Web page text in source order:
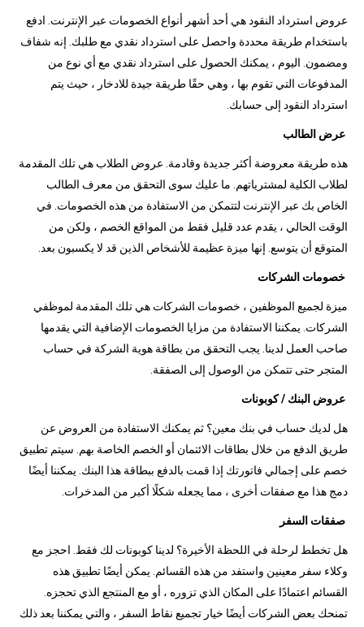
عروض استرداد النقود هي أحد أشهر أنواع الخصومات عبر الإنترنت. ادفع
باستخدام طريقة محددة واحصل على استرداد نقدي مع طلبك. إنه شفاف
ومضمون. اليوم ، يمكنك الحصول على استرداد نقدي مع أي نوع من
المدفوعات التي تقوم بها ، وهي حقًا طريقة جيدة للادخار ، حيث يتم
استرداد النقود إلى حسابك.
عرض الطالب
هذه طريقة معروضة أكثر جديدة وقادمة. عروض الطلاب هي تلك المقدمة
لطلاب الكلية لمشترياتهم. ما عليك سوى التحقق من معرف الطالب
الخاص بك عبر الإنترنت لتتمكن من الاستفادة من هذه الخصومات. في
الوقت الحالي ، يقدم عدد قليل فقط من المواقع الخصم ، ولكن من
المتوقع أن يتوسع. إنها ميزة عظيمة للأشخاص الذين قد لا يكسبون بعد.
خصومات الشركات
ميزة لجميع الموظفين ، خصومات الشركات هي تلك المقدمة لموظفي
الشركات. يمكننا الاستفادة من مزايا الخصومات الإضافية التي يقدمها
صاحب العمل لدينا. يجب التحقق من بطاقة هوية الشركة في حساب
المتجر حتى تتمكن من الوصول إلى الصفقة.
عروض البنك / كوبونات
هل لديك حساب في بنك معين؟ ثم يمكنك الاستفادة من العروض عن
طريق الدفع من خلال بطاقات الائتمان أو الخصم الخاصة بهم. سيتم تطبيق
خصم على إجمالي فاتورتك إذا قمت بالدفع ببطاقة هذا البنك. يمكننا أيضًا
دمج هذا مع صفقات أخرى ، مما يجعله شكلًا أكبر من المدخرات.
صفقات السفر
هل تخطط لرحلة في اللحظة الأخيرة؟ لدينا كوبونات لك فقط. احجز مع
وكلاء سفر معينين واستفد من هذه القسائم. يمكن أيضًا تطبيق هذه
القسائم اعتمادًا على المكان الذي تزوره ، أو مع المنتجع الذي تحجزه.
تمنحك بعض الشركات أيضًا خيار تجميع نقاط السفر ، والتي يمكننا بعد ذلك